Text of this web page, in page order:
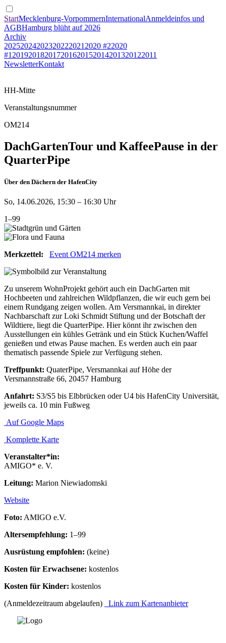
StartMecklenburg-VorpommernInternationalAnmeldeinfos und
AGBHamburg blüht auf 2026
Archiv
20252024202320222021 2020 #22020
#1 201920182017201620152014201320122011
NewsletterKontakt
HH-Mitte
Veranstaltungsnummer
OM214
DachGartenTour und KaffeePause in der
QuarterPipe
Über den Dächern der HafenCity
So, 14.06.2026, 15:30 – 16:30 Uhr
1–99
Merkzettel: Event OM214 merken
Zu unserem WohnProjekt gehört auch ein DachGarten mit
Hochbeeten und zahlreichen Wildpflanzen, die wir euch gern bei
einem Rundgang zeigen wollen. Am Versmannkai, in direkter
Nachbarschaft zur Loki Schmidt Stiftung und der Botschaft der
Wildtiere, liegt die QuarterPipe. Hier könnt ihr zwischen den
Ausstellungen ein kühles Getränk und ein Stück Kuchen/Waffel
genießen und etwas Pause machen. Es werden auch ein paar
thematisch passende Spiele zur Verfügung stehen.
Treffpunkt: QuaterPipe, Versmannkai auf Höhe der
Versmannstraße 66, 20457 Hamburg
Anfahrt: S3/S5 bis Elbbrücken oder U4 bis HafenCity Universität,
jeweils ca. 10 min Fußweg
Auf Google Maps
Komplette Karte
Veranstalter*in:
AMIGO* e. V.
Leitung: Marion Niewiadomski
Website
Foto: AMIGO e.V.
Altersempfehlung: 1–99
Ausrüstung empfohlen: (keine)
Kosten für Erwachsene: kostenlos
Kosten für Kinder: kostenlos
(Anmeldezeitraum abgelaufen)
Link zum Kartenanbieter